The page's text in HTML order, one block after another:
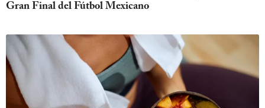
Gran Final del Fútbol Mexicano